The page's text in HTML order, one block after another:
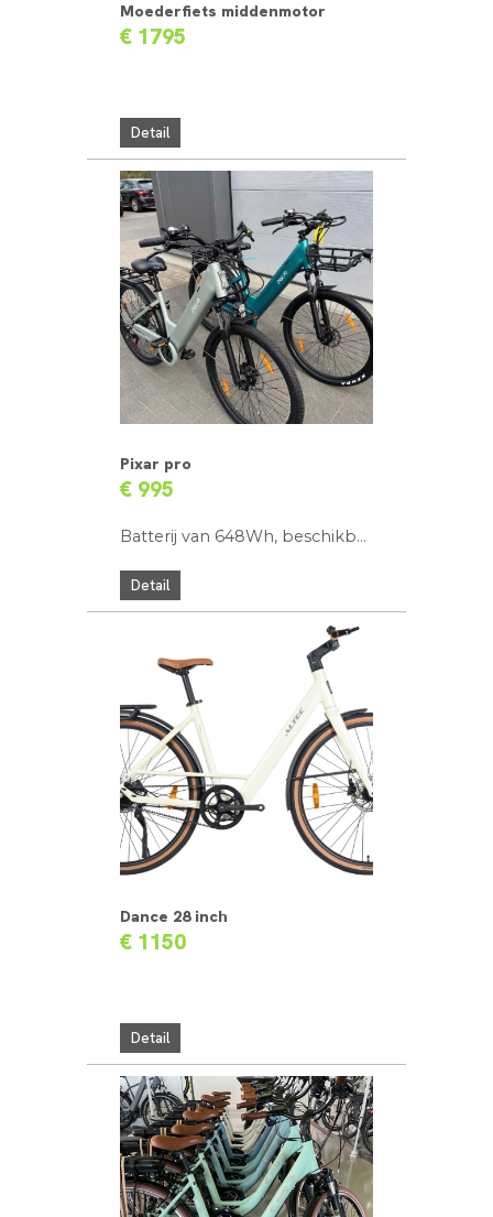
Moederfiets middenmotor
€ 1795
Detail
Pixar pro
€ 995
Batterij van 648Wh, beschikbaar in 3 kleuren
Detail
Dance 28 inch
€ 1150
Detail